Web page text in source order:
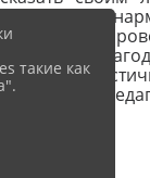
праздника
Мальцевой
выразить
ученикам
Каждому из
такие как